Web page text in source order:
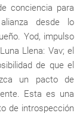
conciencia para
desde lo
Yod, impulso
Llena: Vav; el
de que el
un pacto de
Esta es una
de introspección